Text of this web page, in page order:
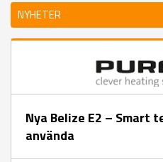
NYHETER
Nya Belize E2 – Smart
använda